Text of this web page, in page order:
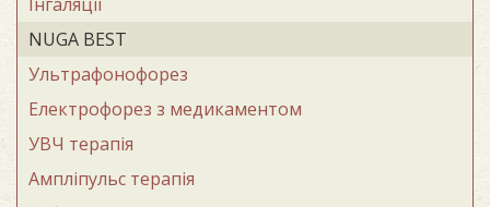
NUGA BEST
Ультрафонофорез
Електрофорез з медикаментом
УВЧ терапія
Ампліпульс терапія